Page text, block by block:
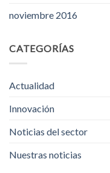
noviembre 2016
CATEGORÍAS
Actualidad
Innovación
Noticias del sector
Nuestras noticias